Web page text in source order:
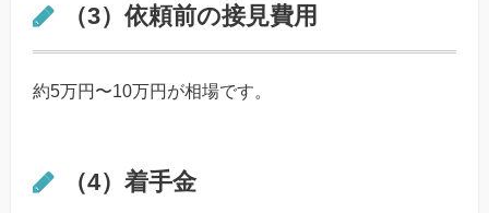
（3）依頼前の接見費用
約5万円〜10万円が相場です。
（4）着手金